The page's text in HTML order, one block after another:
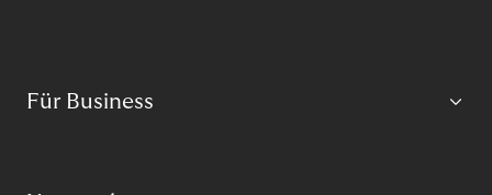
Für Business